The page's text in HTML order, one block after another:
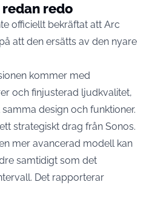
redo
officiellt bekräftat att Arc
att den ersätts av den nyare
kommer med
och finjusterad ljudkvalitet,
design och funktioner.
strategiskt drag från Sonos.
mer avancerad modell kan
samtidigt som det
Det rapporterar